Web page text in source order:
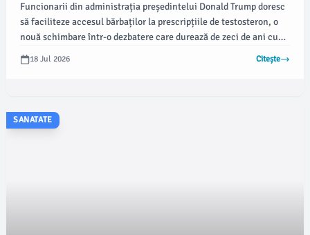
acest raport
Funcionarii din administrația președintelui Donald Trump doresc
să faciliteze accesul bărbaților la prescripțiile de testosteron, o
nouă schimbare într-o dezbatere care durează de zeci de ani cu
privire la beneficiile și riscurile înlocuirii hormonului ce
afectează libidoul, starea de spirit și alți factori de sănătate.
18 Jul 2026 Citește
SANATATE